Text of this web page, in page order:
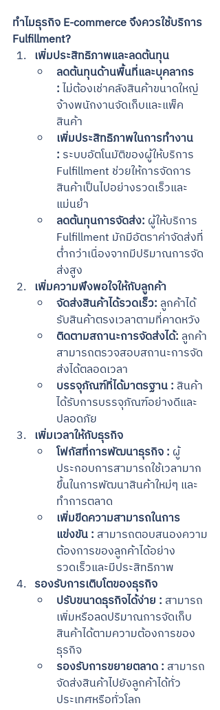
ทำไมธุรกิจ E-commerce จึงควรใช้บริการ
Fulfillment?
เพิ่มประสิทธิภาพและลดต้นทุน
ลดต้นทุนด้านพื้นที่และบุคลากร
: ไม่ต้องเช่าคลังสินค้าขนาดใหญ่
จ้างพนักงานจัดเก็บและแพ็ค
สินค้า
เพิ่มประสิทธิภาพในการทำงาน
: ระบบอัตโนมัติของผู้ให้บริการ
Fulfillment ช่วยให้การจัดการ
สินค้าเป็นไปอย่างรวดเร็วและ
แม่นยำ
ลดต้นทุนการจัดส่ง: ผู้ให้บริการ
Fulfillment มักมีอัตราค่าจัดส่งที่
ต่ำกว่าเนื่องจากมีปริมาณการจัด
ส่งสูง
เพิ่มความพึงพอใจให้กับลูกค้า
จัดส่งสินค้าได้รวดเร็ว: ลูกค้าได้
รับสินค้าตรงเวลาตามที่คาดหวัง
ติดตามสถานะการจัดส่งได้: ลูกค้า
สามารถตรวจสอบสถานะการจัด
ส่งได้ตลอดเวลา
บรรจุภัณฑ์ที่ได้มาตรฐาน : สินค้า
ได้รับการบรรจุภัณฑ์อย่างดีและ
ปลอดภัย
เพิ่มเวลาให้กับธุรกิจ
โฟกัสที่การพัฒนาธุรกิจ : ผู้
ประกอบการสามารถใช้เวลามาก
ขึ้นในการพัฒนาสินค้าใหม่ๆ และ
ทำการตลาด
เพิ่มขีดความสามารถในการ
แข่งขัน : สามารถตอบสนองความ
ต้องการของลูกค้าได้อย่าง
รวดเร็วและมีประสิทธิภาพ
รองรับการเติบโตของธุรกิจ
ปรับขนาดธุรกิจได้ง่าย : สามารถ
เพิ่มหรือลดปริมาณการจัดเก็บ
สินค้าได้ตามความต้องการของ
ธุรกิจ
รองรับการขยายตลาด : สามารถ
จัดส่งสินค้าไปยังลูกค้าได้ทั่ว
ประเทศหรือทั่วโลก